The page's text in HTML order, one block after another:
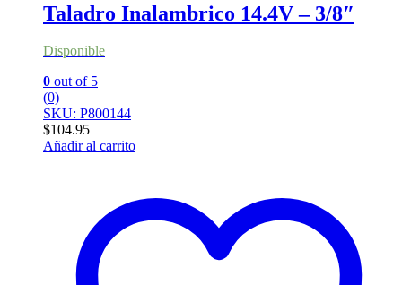
Taladro Inalambrico 14.4V – 3/8″
Disponible
0 out of 5
(0)
SKU: P800144
$104.95
Añadir al carrito